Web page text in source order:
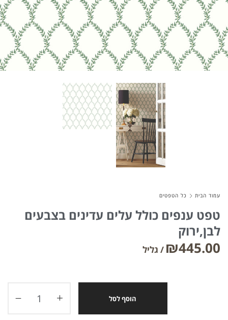
About Envato
Careers
Sitemap
Community
Forums
עמוד הבית כל הטפטים
טפט ענפים כולל עלים עדינים בצבעים
לבן,ירוק
₪445.00
הוסף לסל